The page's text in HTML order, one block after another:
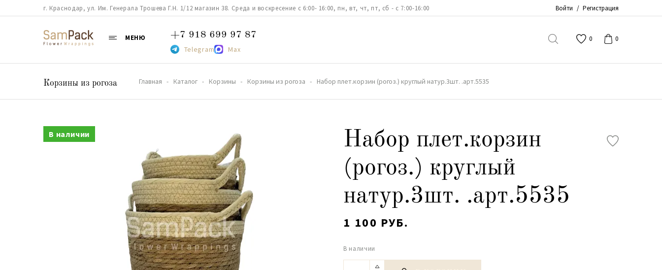
г. Краснодар, ул. Им. Генерала Трошева Г.Н. 1/12 магазин 38. Среда и воскресение с 6:00- 16:00, пн, вт, чт, пт, сб - с 7:00-16:00 Войти / Регистрация
МЕНЮ +7 918 699 97 87
Telegram Max
0 0
Корзины из рогоза Главная Каталог Корзины Корзины из рогоза Набор плет.корзин (рогоз.) круглый натур.3шт. .арт.5535
В наличии
Набор плет.корзин
(рогоз.) круглый
натур.3шт. .арт.5535
1 100 РУБ.
В наличии